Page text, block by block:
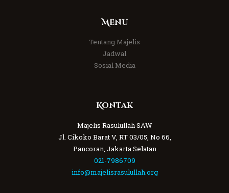
Menu
Tentang Majelis
Jadwal
Sosial Media
Kontak
Majelis Rasulullah SAW
Jl. Cikoko Barat V, RT 03/05, No 66,
Pancoran, Jakarta Selatan
021-7986709
info@majelisrasulullah.org